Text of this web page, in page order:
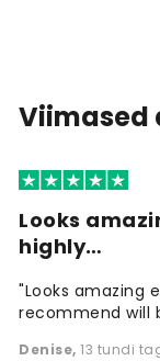
Viimased
Looks
highly…
"Looks amazing
recommend will
Denise, 13 tundi